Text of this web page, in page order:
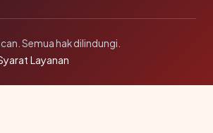
Semua hak dilindungi.
Layanan